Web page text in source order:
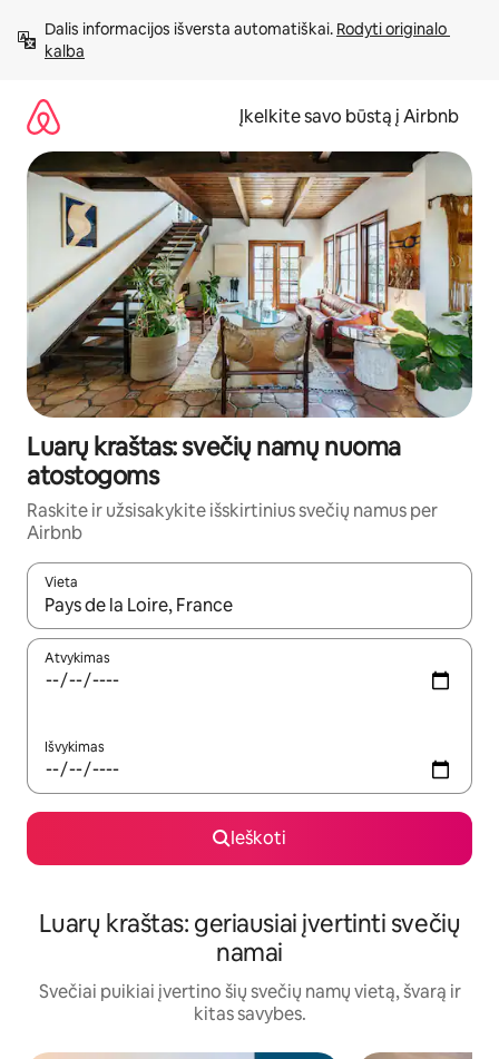
prie
turinio
Dalis informacijos išversta automatiškai. Rodyti originalo
kalba
Įkelkite savo būstą į Airbnb
Luarų kraštas: svečių namų nuoma
atostogoms
Raskite ir užsisakykite išskirtinius svečių namus per
Airbnb
Vieta
Kai pasirodys paieškos rezultatai, juos naršyti galite
Atvykimas
Išvykimas
Ieškoti
Luarų kraštas: geriausiai įvertinti svečių
namai
Svečiai puikiai įvertino šių svečių namų vietą, švarą ir
kitas savybes.